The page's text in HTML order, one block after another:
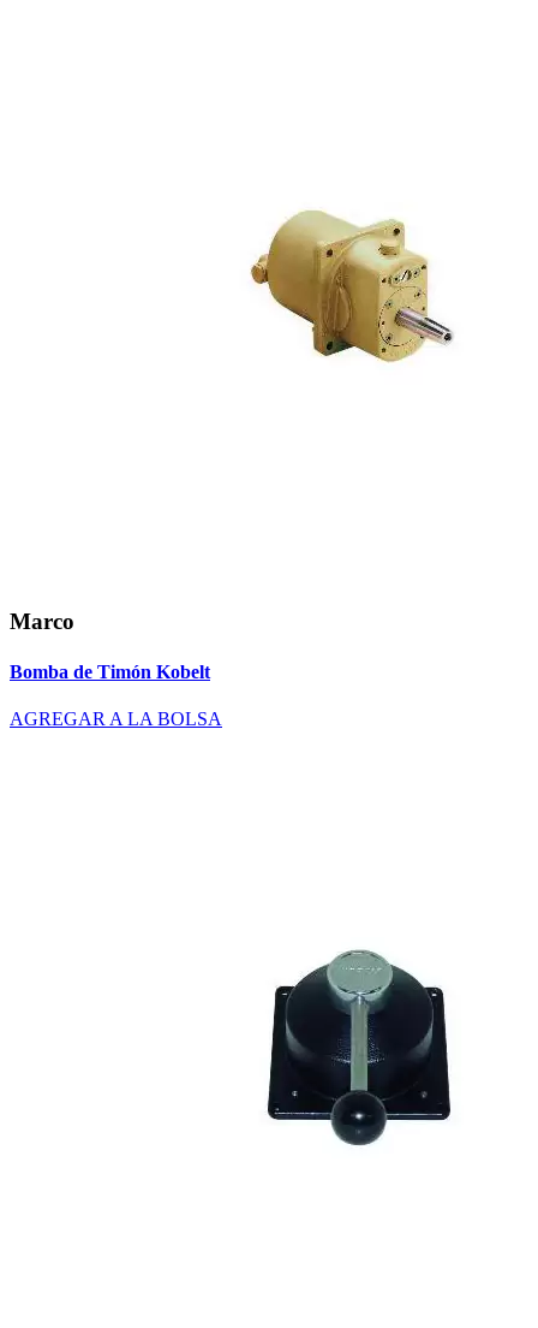
Marco
Bomba de Timón Kobelt
AGREGAR A LA BOLSA